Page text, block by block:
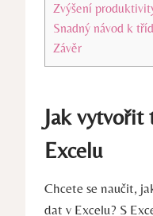
Zvýšení
Snadný návod k
Závěr
Jak vytvořit
Excelu
Chcete se naučit,
dat v Excelu? S